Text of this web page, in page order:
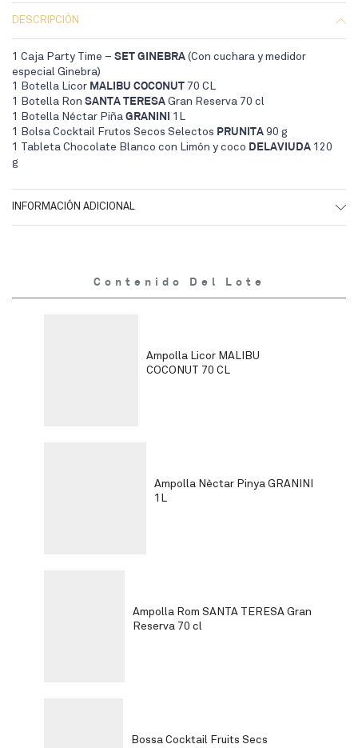
DESCRIPCIÓN
1 Caja Party Time – SET GINEBRA (Con cuchara y medidor
especial Ginebra)
1 Botella Licor MALIBU COCONUT 70 CL
1 Botella Ron SANTA TERESA Gran Reserva 70 cl
1 Botella Néctar Piña GRANINI 1L
1 Bolsa Cocktail Frutos Secos Selectos PRUNITA 90 g
1 Tableta Chocolate Blanco con Limón y coco DELAVIUDA 120
g
INFORMACIÓN ADICIONAL
Contenido Del Lote
Ampolla Licor MALIBU
COCONUT 70 CL
Ampolla Nèctar Pinya GRANINI
1L
Ampolla Rom SANTA TERESA Gran
Reserva 70 cl
Bossa Cocktail Fruits Secs